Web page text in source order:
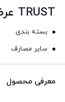
TRUST عرض ۵ سانتیمتر
بسته بندی
سایر مصارف
معرفی محصول